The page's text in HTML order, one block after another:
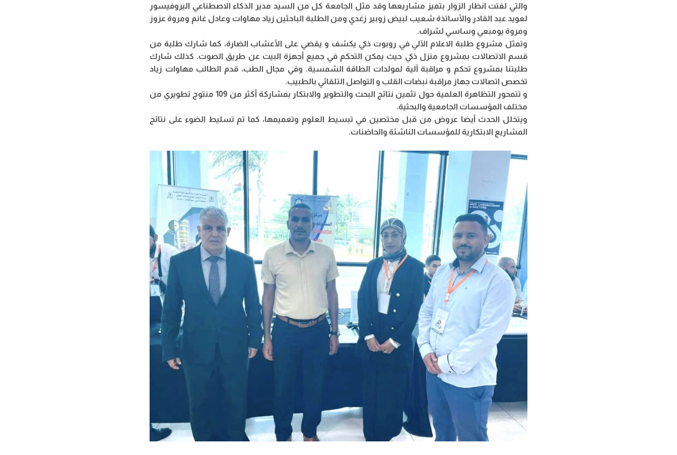
والتي لفتت انظار الزوار بتميز مشاريعها وقد مثل الجامعة كل من السيد مدير الذكاء الاصطناعي البروفيسور
لعويد عبد القادر والأساتذة شعيب لبيض زوبير زغدي ومن الطلبة الباحثين زياد مهاوات وعادل غانم ومروة عزوز
ومروة يومبعي وساسي لشراف.
وتمثل مشروع طلبة الاعلام الآلي في روبوت ذكي يكشف و يقضي على الأعشاب الضارة، كما شارك طلبة من
قسم الاتصالات بمشروع منزل ذكي حيث يمكن التحكم في جميع أجهزة البيت عن طريق الصوت. كذلك شارك
طلبتنا بمشروع تحكم و مراقبة آلية لمولدات الطاقة الشمسية. وفي مجال الطب، قدم الطالب مهاوات زياد
تخصص اتصالات جهاز مراقبة نبضات القلب و التواصل التلقائي بالطبيب.
و تتمحور التظاهرة العلمية حول تثمين نتائج البحث والتطوير والابتكار بمشاركة أكثر من 109 منتوج تطويري من
مختلف المؤسسات الجامعية والبحثية.
ويتخلل الحدث أيضا عروض من قبل مختصين في تبسيط العلوم وتعميمها، كما تم تسليط الضوء على نتائج
المشاريع الابتكارية للمؤسسات الناشئة والحاضنات.